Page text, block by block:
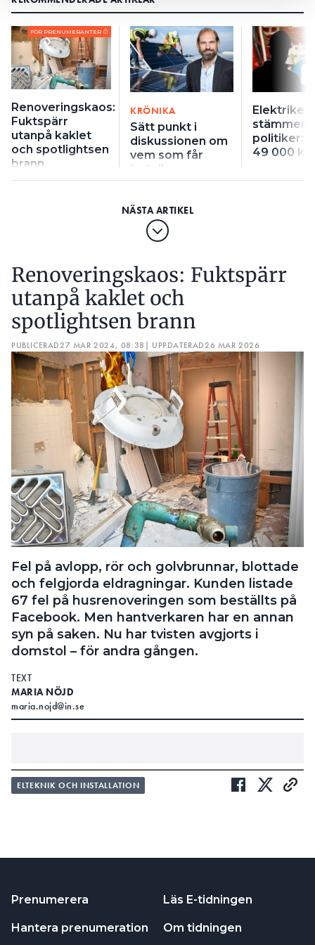
FÖR PRENUMERANTER
Renoveringskaos:
Fuktspärr
utanpå kaklet
och spotlightsen
brann
KRÖNIKA
Sätt punkt i
diskussionen om
vem som får
installera
solceller
Elektriker
stämmer
politiker:
49 000
Renoveringskaos: Fuktspärr
utanpå kaklet och
spotlightsen brann
PUBLICERAD27 MAR 2024, 08:38 | UPPDATERAD26 MAR 2026
Fel på avlopp, rör och golvbrunnar, blottade
och felgjorda eldragningar. Kunden listade
67 fel på husrenoveringen som beställts på
Facebook. Men hantverkaren har en annan
syn på saken. Nu har tvisten avgjorts i
domstol – för andra gången.
TEXT
MARIA NÖJD
maria.nojd@in.se
RÄTTSFALL:
HAN KÖPTE DRÖMHUSET – SOM KRYLLADE AV ELFEL
och fastnade för en annons på Facebook.
Hantverkaren, som stod bakom annonsen, erbjöd
48 procents rabatt på den omfattande
ELTEKNIK OCH INSTALLATION
Prenumerera
Hantera prenumeration
Läs E-tidningen
Om tidningen